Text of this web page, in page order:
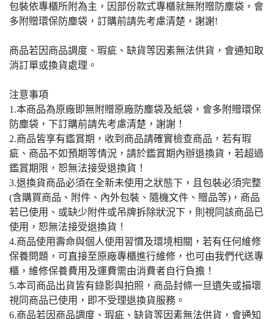
包裝依專櫃所附為主，因部份款式專櫃就無附贈防塵袋，會
多附贈環保防塵袋，訂購前請先考慮清楚，謝謝!
商品若因商品調度、瑕疵、缺貨等因素無法供貨，會通知取
消訂單或換貨處理。
注意事項
1.本商品為原廠即無附贈原廠防塵袋及紙袋，會多附贈環保
防塵袋，下訂購前請先考慮清楚，謝謝！
2.商品皆享有鑑賞期，收到商品請確實檢查商品，若有瑕
疵、商品不如預期等情況，請於鑑賞期內辦退換貨，若超過
鑑賞期限，恕無法接受退換貨！
3.退換貨商品必須在全新未使用之狀態下，且包裝必須完整
(含購買商品、附件、內外包裝、隨機文件、贈品等)，商品
若已使用、或缺少附件或吊牌拆除狀況下，則視同該商品已
使用，恕無法接受退換貨！
4.商品使用壽命與個人使用習慣及環境相關，若有任何維修
保養問題，可直接至原廠專櫃進行維修，也可由我們代送專
櫃，維修保養費用及運費需由消費者自行負擔！
5.本司商品出貨皆有錄影與拍照，商品封條一旦遺失或損壞
視同商品已使用，即不受理退換貨服務。
6.商品若因商品調度、瑕疵、缺貨等因素無法供貨，會通知